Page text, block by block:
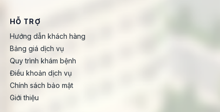
HỖ TRỢ
Hướng dẫn khách hàng
Bảng giá dịch vụ
Quy trình khám bệnh
Điều khoản dịch vụ
Chính sách bảo mật
Giới thiệu